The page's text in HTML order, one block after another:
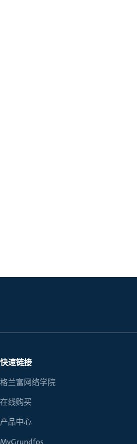
快速链接
格兰富网络学院
在线购买
产品中心
MyGrundfos